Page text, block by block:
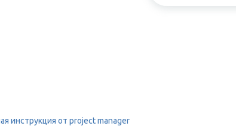
инструкция от project manager